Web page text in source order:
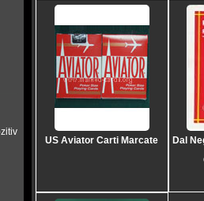
US Aviator Carti Marcate
Dal